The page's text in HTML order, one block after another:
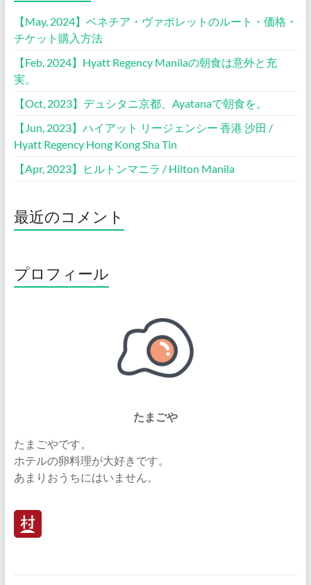
【May, 2024】ベネチア・ヴァポレットのルート・価格・
チケット購入方法
【Feb, 2024】Hyatt Regency Manilaの朝食は意外と充
実。
【Oct, 2023】デュシタニ京都、Ayatanaで朝食を。
【Jun, 2023】ハイアット リージェンシー 香港 沙田 /
Hyatt Regency Hong Kong Sha Tin
【Apr, 2023】ヒルトンマニラ / Hilton Manila
最近のコメント
プロフィール
たまごや
たまごやです。
ホテルの卵料理が大好きです。
あまりおうちにはいません。